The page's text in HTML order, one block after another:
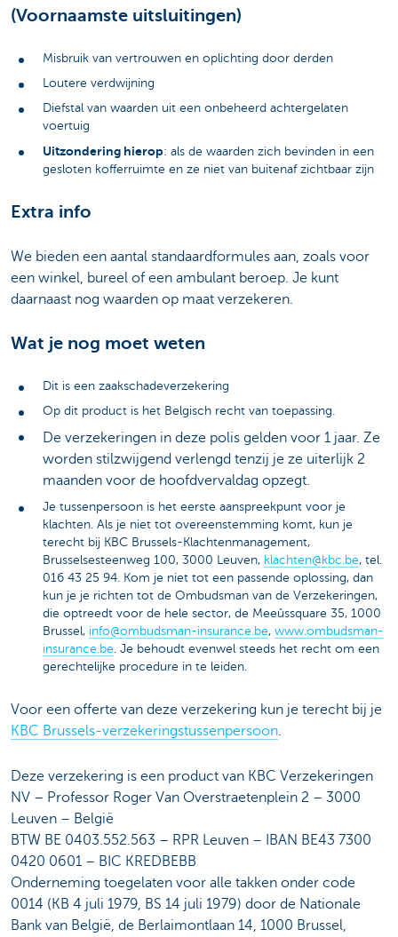
(Voornaamste uitsluitingen)
Misbruik van vertrouwen en oplichting door derden
Loutere verdwijning
Diefstal van waarden uit een onbeheerd achtergelaten
voertuig
Uitzondering hierop: als de waarden zich bevinden in een
gesloten kofferruimte en ze niet van buitenaf zichtbaar zijn
Extra info
We bieden een aantal standaardformules aan, zoals voor
een winkel, bureel of een ambulant beroep. Je kunt
daarnaast nog waarden op maat verzekeren.
Wat je nog moet weten
Dit is een zaakschadeverzekering
Op dit product is het Belgisch recht van toepassing.
De verzekeringen in deze polis gelden voor 1 jaar. Ze
worden stilzwijgend verlengd tenzij je ze uiterlijk 2
maanden voor de hoofdvervaldag opzegt.
Je tussenpersoon is het eerste aanspreekpunt voor je
klachten. Als je niet tot overeenstemming komt, kun je
terecht bij KBC Brussels-Klachtenmanagement,
Brusselsesteenweg 100, 3000 Leuven, klachten@kbc.be, tel.
016 43 25 94. Kom je niet tot een passende oplossing, dan
kun je je richten tot de Ombudsman van de Verzekeringen,
die optreedt voor de hele sector, de Meeûssquare 35, 1000
Brussel, info@ombudsman-insurance.be, www.ombudsman-
insurance.be . Je behoudt evenwel steeds het recht om een
gerechtelijke procedure in te leiden.
Voor een offerte van deze verzekering kun je terecht bij je
KBC Brussels-verzekeringstussenpersoon.
Deze verzekering is een product van KBC Verzekeringen
NV – Professor Roger Van Overstraetenplein 2 – 3000
Leuven – België
BTW BE 0403.552.563 – RPR Leuven – IBAN BE43 7300
0420 0601 – BIC KREDBEBB
Onderneming toegelaten voor alle takken onder code
0014 (KB 4 juli 1979, BS 14 juli 1979) door de Nationale
Bank van België, de Berlaimontlaan 14, 1000 Brussel,